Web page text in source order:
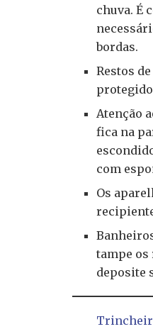
chuva. É
bordas.
Restos
Atenção
fica na
com
Os
tampe os
deposite